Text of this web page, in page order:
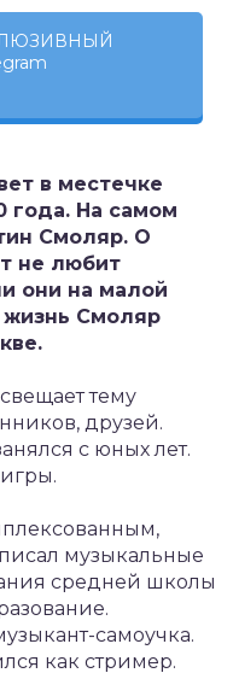
в местечке
года. На самом
Смоляр. О
не любит
они на малой
Смоляр
тему
друзей.
с юных лет.
музыкальные
средней школы
самоучка.
как стример.